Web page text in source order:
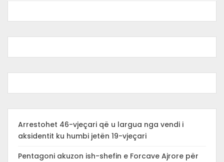
Arrestohet 46-vjeçari që u largua nga vendi i
aksidentit ku humbi jetën 19-vjeçari
Pentagoni akuzon ish-shefin e Forcave Ajrore për